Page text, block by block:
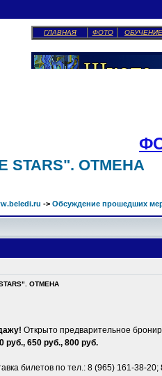
ГЛАВНАЯ ФОТО ОБУЧЕНИЕ
STARS". ОТМЕНА
-> Обсуждение прошедших
ОТМЕНА
Открыто предварительное
руб., 650 руб., 800 руб.
билетов по тел.: 8 (965) 161-38-